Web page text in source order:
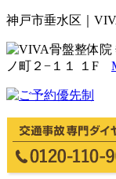
神戸市垂水区｜
ノ町２−１１ １F